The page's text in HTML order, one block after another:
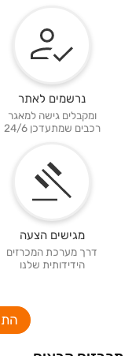
נרשמים לאתר
ומקבלים גישה למאגר
רכבים שמתעדכן 24/6
מגישים הצעה
דרך מערכת המכרזים
הידידותית שלנו
התחל 7 ימי